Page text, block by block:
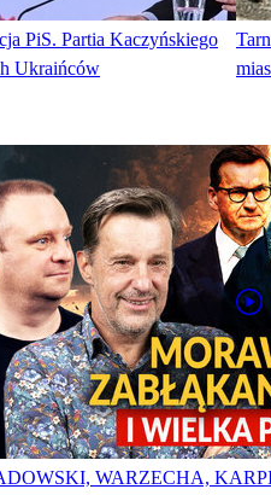
PiS. Partia Kaczyńskiego
Ukraińców
WARZECHA,